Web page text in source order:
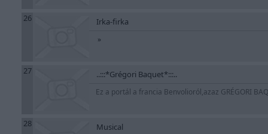
26 Irka-firka
»
27 ..:::*Grégori Baquet*:::..
Ez a portál a francia Benvolioról,azaz GRÉGORI
28 Musical